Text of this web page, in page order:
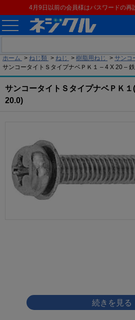
4月9日以前の会員様はパスワードの再
ホーム > ねじ類 > ねじ > 樹脂用ねじ > サンコ
サンコータイトＳタイプナベＰＫ１ – 4 X 20 –
サンコータイトＳタイプナベＰＫ１
20.0)